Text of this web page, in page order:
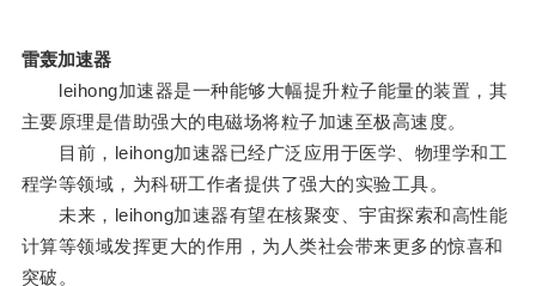
雷轰加速器
leihong加速器是一种能够大幅提升粒子能量的装置，其
主要原理是借助强大的电磁场将粒子加速至极高速度。
目前，leihong加速器已经广泛应用于医学、物理学和工
程学等领域，为科研工作者提供了强大的实验工具。
未来，leihong加速器有望在核聚变、宇宙探索和高性能
计算等领域发挥更大的作用，为人类社会带来更多的惊喜和
突破。